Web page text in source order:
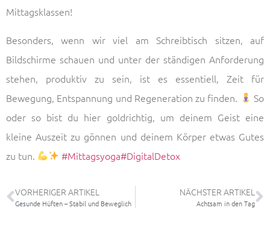
Mittagsklassen!
Besonders, wenn wir viel am Schreibtisch sitzen, auf
Bildschirme schauen und unter der ständigen Anforderung
stehen, produktiv zu sein, ist es essentiell, Zeit für
Bewegung, Entspannung und Regeneration zu finden.
So
oder so bist du hier goldrichtig, um deinem Geist eine
kleine Auszeit zu gönnen und deinem Körper etwas Gutes
zu tun.
#Mittagsyoga#DigitalDetox
VORHERIGER ARTIKEL
Gesunde Hüften – Stabil und Beweglich
NÄCHSTER ARTIKEL
Achtsam in den Tag